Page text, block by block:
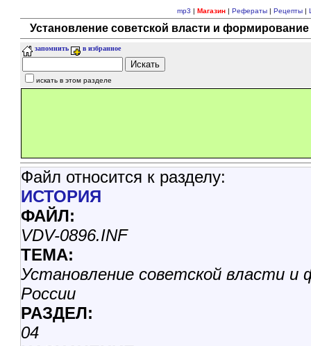
mp3 | Магазин| Рефераты| Рецепты|
Установление советской власти и
запомнить в избранное
искать в этом разделе
Файл относится к разделу:
ИСТОРИЯ
ФАЙЛ:
VDV-0896.INF
ТЕМА:
Установление советской власти
России
РАЗДЕЛ:
04